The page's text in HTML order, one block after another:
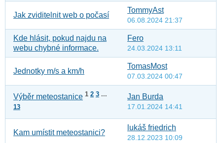
Jak zviditelnit web o počasí
TommyAst
06.08.2024 21:37
Kde hlásit, pokud najdu na
webu chybné informace.
Fero
24.03.2024 13:11
Jednotky m/s a km/h
TomasMost
07.03.2024 00:47
Výběr meteostanice 1 2 3 ...
13
Jan Burda
17.01.2024 14:41
Kam umístit meteostanici?
lukáš friedrich
28.12.2023 10:09